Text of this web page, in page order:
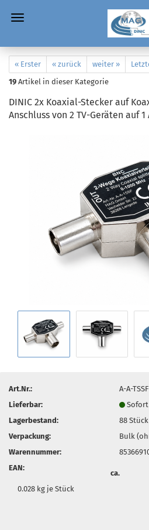
« Erster « zurück weiter »
19 Artikel in dieser Kategorie
DINIC 2x Koaxial-Stecker auf
Anschluss von 2 TV-Geräten auf
Art.Nr.:
A-A-
Lieferbar:
Sofort
Lagerbestand:
88Stück
Verpackung:
Bulk
Warennummer:
EAN:
ca.
0.028 kg je Stück